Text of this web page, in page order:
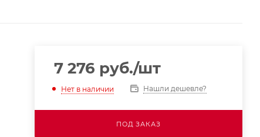
7 276 руб./шт
Нет в наличии Нашли дешевле?
ПОД ЗАКАЗ